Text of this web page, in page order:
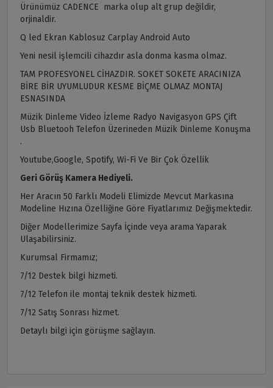
Ürünümüz CADENCE marka olup alt grup değildir,
orjinaldir.
Q led Ekran Kablosuz Carplay Android Auto
Yeni nesil işlemcili cihazdır asla donma kasma olmaz.
TAM PROFESYONEL CİHAZDIR. SOKET SOKETE ARACINIZA
BİRE BİR UYUMLUDUR KESME BİÇME OLMAZ MONTAJ
ESNASINDA
Müzik Dinleme Video İzleme Radyo Navigasyon GPS Çift
Usb Bluetooh Telefon Üzerineden Müzik Dinleme Konuşma
.
Youtube,Google, Spotify, Wi-Fi Ve Bir Çok Özellik
Geri Görüş Kamera Hediyeli.
Her Aracın 50 Farklı Modeli Elimizde Mevcut Markasına
Modeline Hızına Özelliğine Göre Fiyatlarımız Değişmektedir.
Diğer Modellerimize Sayfa İçinde veya arama Yaparak
Ulaşabilirsiniz.
Kurumsal Firmamız;
7/12 Destek bilgi hizmeti.
7/12 Telefon ile montaj teknik destek hizmeti.
7/12 Satış Sonrası hizmet.
Detaylı bilgi için görüşme sağlayın.